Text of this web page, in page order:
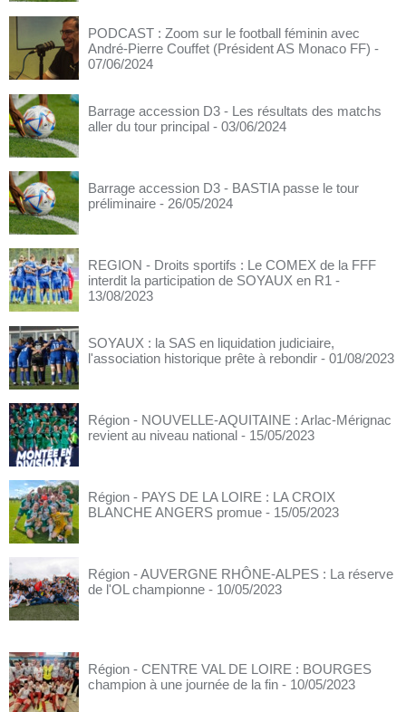
PODCAST : Zoom sur le football féminin avec
André-Pierre Couffet (Président AS Monaco FF) -
07/06/2024
Barrage accession D3 - Les résultats des matchs
aller du tour principal - 03/06/2024
Barrage accession D3 - BASTIA passe le tour
préliminaire - 26/05/2024
REGION - Droits sportifs : Le COMEX de la FFF
interdit la participation de SOYAUX en R1 -
13/08/2023
SOYAUX : la SAS en liquidation judiciaire,
l'association historique prête à rebondir - 01/08/2023
Région - NOUVELLE-AQUITAINE : Arlac-Mérignac
revient au niveau national - 15/05/2023
Région - PAYS DE LA LOIRE : LA CROIX
BLANCHE ANGERS promue - 15/05/2023
Région - AUVERGNE RHÔNE-ALPES : La réserve
de l'OL championne - 10/05/2023
Région - CENTRE VAL DE LOIRE : BOURGES
champion à une journée de la fin - 10/05/2023